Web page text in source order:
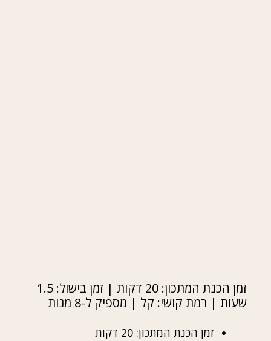
זמן הכנת המתכון: 20 דקות | זמן בישול: 1.5
שעות | רמת קושי: קל | מספיק ל-8 מנות
זמן הכנת המתכון: 20 דקות